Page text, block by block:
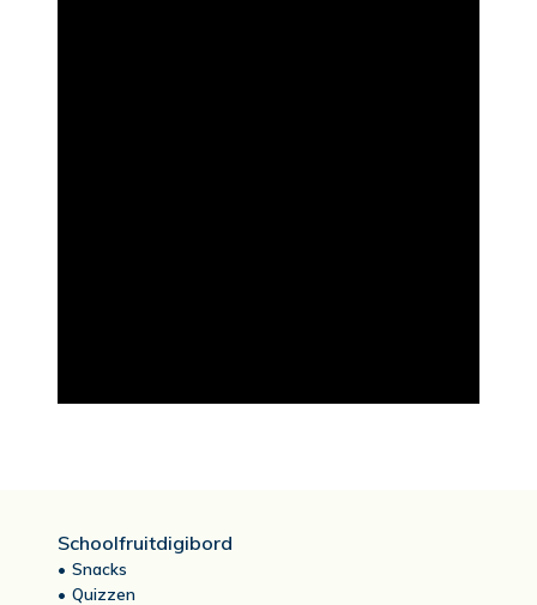
Schoolfruitdigibord
Snacks
Quizzen